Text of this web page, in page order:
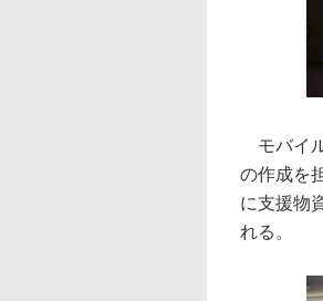
モバイ
の作成を
に支援物
れる。